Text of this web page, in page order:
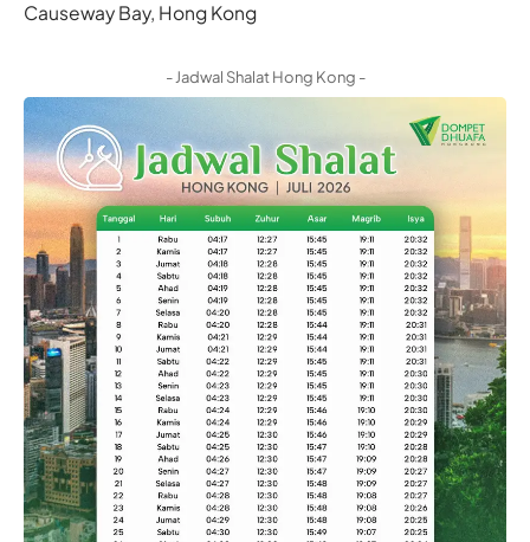
Causeway Bay, Hong Kong
- Jadwal Shalat Hong Kong -